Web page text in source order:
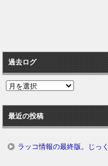
過去ログ
過
ロ
グ
最近の投稿
ラッコ情報の最終版。じっ